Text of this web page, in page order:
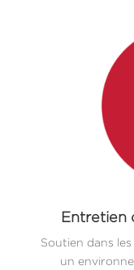
Entretien
Soutien dans
un